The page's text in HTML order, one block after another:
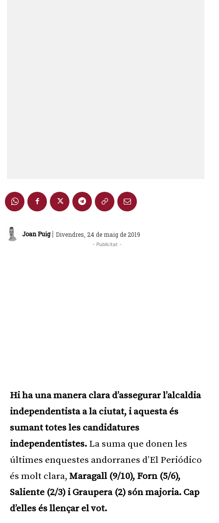
Joan Puig | Divendres, 24 de maig de 2019
- Publicitat -
Hi ha una manera clara d’assegurar l’alcaldia
independentista a la ciutat, i aquesta és
sumant totes les candidatures
independentistes. La suma que donen les
últimes enquestes andorranes d’El Periódico
és molt clara, Maragall (9/10), Forn (5/6),
Saliente (2/3) i Graupera (2) són majoria. Cap
d’elles és llençar el vot.